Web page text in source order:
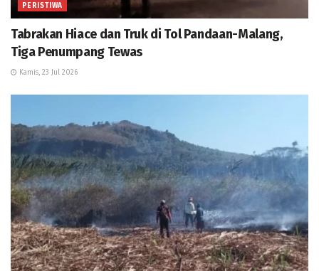
PERISTIWA
Tabrakan Hiace dan Truk di Tol Pandaan-Malang,
Tiga Penumpang Tewas
Kamis, 23 Jul 2026